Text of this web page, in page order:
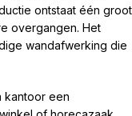
ontstaat één groot
overgangen. Het
wandafwerking die
kantoor een